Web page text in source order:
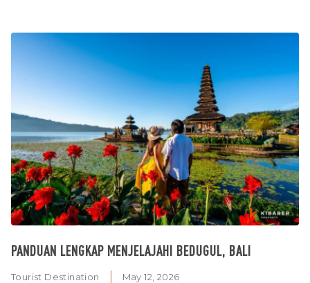
PANDUAN LENGKAP MENJELAJAHI BEDUGUL, BALI
Tourist Destination May 12, 2026